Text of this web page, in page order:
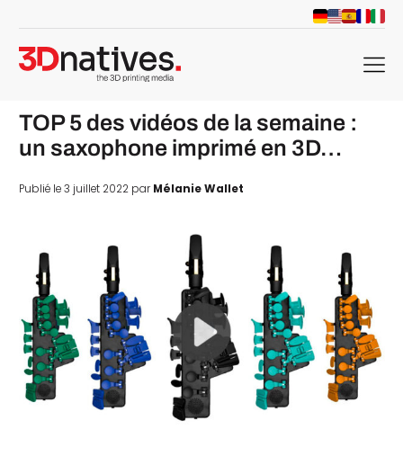
menu
TOP 5 des vidéos de la semaine :
un saxophone imprimé en 3D…
Publié le 3 juillet 2022 parMélanie Wallet